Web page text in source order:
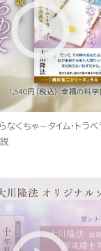
くちゃ－タイム・トラ